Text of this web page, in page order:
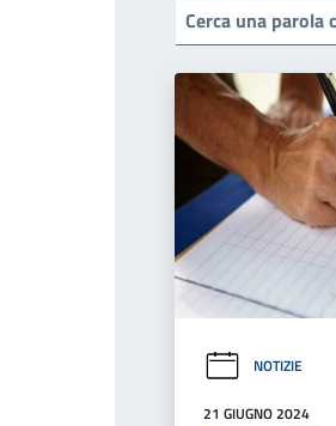
NOTIZIE
21 GIUGNO 2024